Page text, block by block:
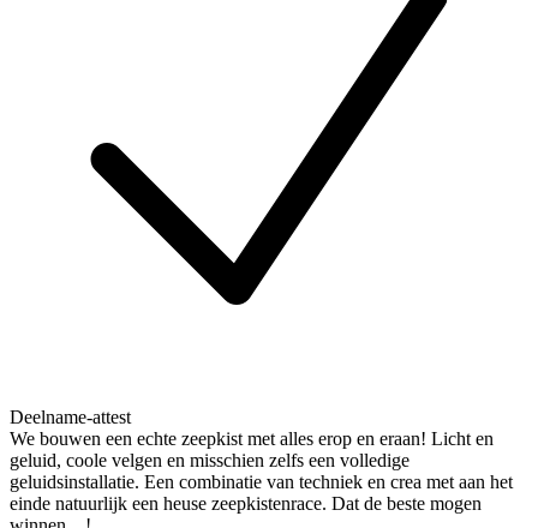
Deelname-attest
We bouwen een echte zeepkist met alles erop en eraan! Licht en
geluid, coole velgen en misschien zelfs een volledige
geluidsinstallatie. Een combinatie van techniek en crea met aan het
einde natuurlijk een heuse zeepkistenrace. Dat de beste mogen